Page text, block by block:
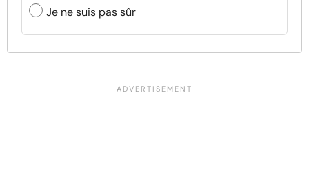
Je ne suis pas sûr